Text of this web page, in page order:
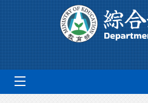
跳到主要內容區塊